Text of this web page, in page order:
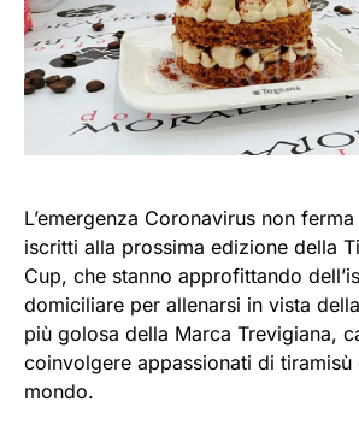
L’emergenza Coronavirus non
iscritti alla prossima edizione della
Cup, che stanno approfittando
domiciliare per allenarsi in vista
più golosa della Marca Trevigiana,
coinvolgere appassionati di tiramisù
mondo.